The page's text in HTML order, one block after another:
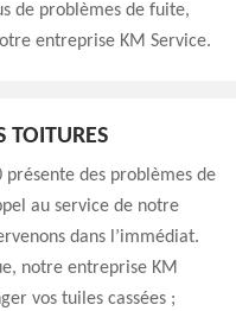
de problèmes de fuite,
entreprise KM Service.
TOITURES
des problèmes de
au service de notre
dans l’immédiat.
notre entreprise KM
vos tuiles cassées ;